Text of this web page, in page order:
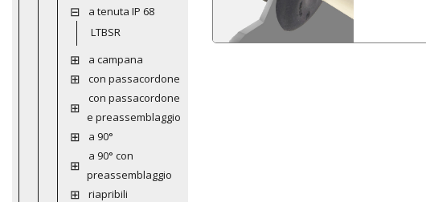
a tenuta IP 68
LTBSR
a campana
con passacordone
con passacordone
e preassemblaggio
a 90°
a 90° con
preassemblaggio
riapribili